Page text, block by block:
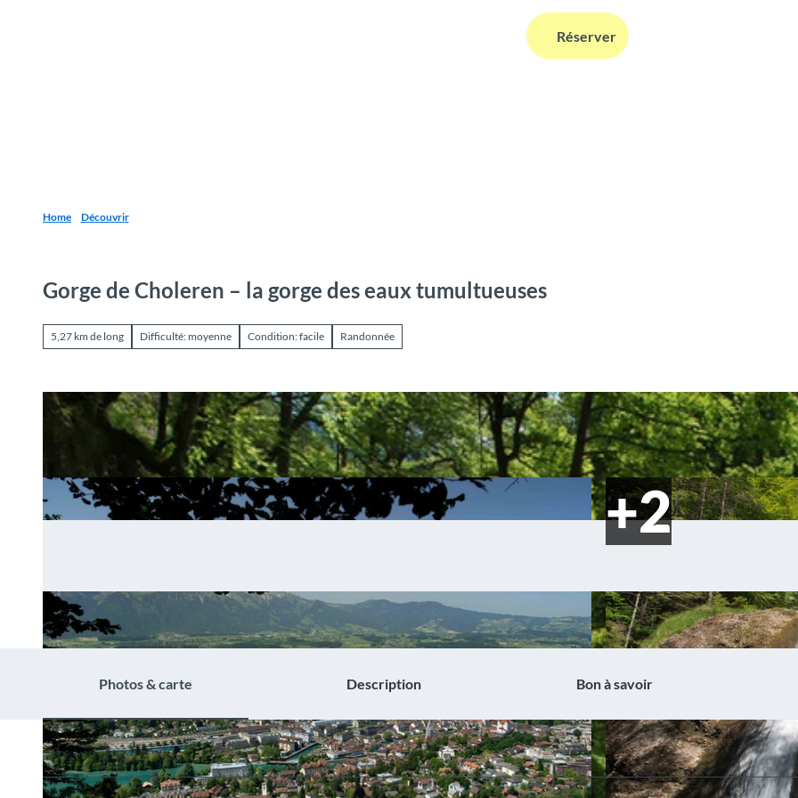
RechercheRéserver
Home Découvrir
Gorge de Choleren – la gorge des eaux tumultueuses
5,27 km de long Difficulté: moyenne Condition: facile Randonnée
Photos & carte Description Bon à savoir